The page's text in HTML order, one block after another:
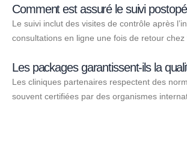
Comment est assuré le suivi
Le suivi inclut des visites de contrôle après
consultations en ligne une fois de retour chez
Les packages garantissent-ils la
Les cliniques partenaires respectent des
souvent certifiées par des organismes